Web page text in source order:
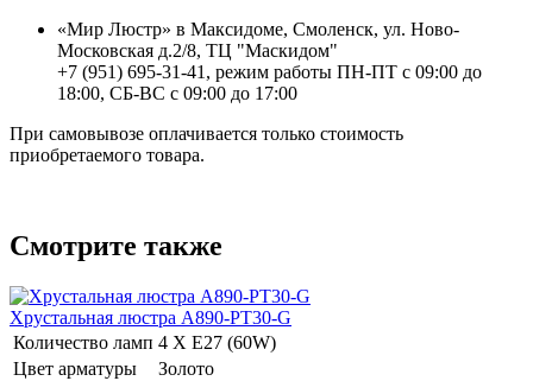
«Мир Люстр» в Максидоме, Смоленск, ул. Ново-
Московская д.2/8, ТЦ "Маскидом"
+7 (951) 695-31-41, режим работы ПН-ПТ с 09:00 до
18:00, СБ-ВС с 09:00 до 17:00
При самовывозе оплачивается только стоимость
приобретаемого товара.
Смотрите также
Хрустальная люстра A890-PT30-G
Количество ламп 4 Х E27 (60W)
Цвет арматуры
Золото